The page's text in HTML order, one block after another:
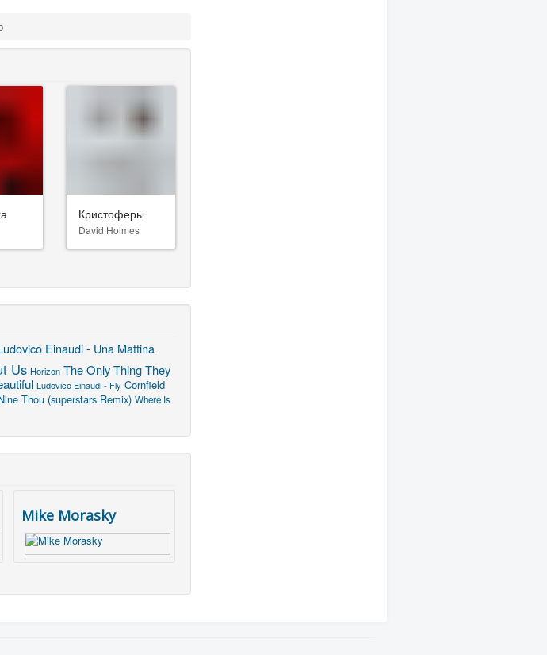
Кристоферы
David Holmes
Einaudi - Una Mattina
Us Horizon The Only Thing They
Ludovico Einaudi - Fly Cornfield
Thou (superstars Remix) Where Is
Mike Morasky